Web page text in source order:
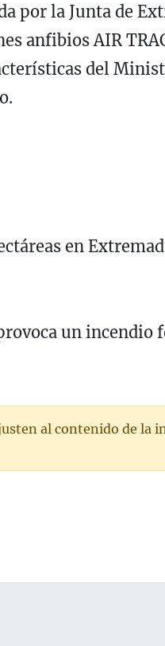
por la Junta de
anfibios AIR
del
en
un incendio
al contenido de la